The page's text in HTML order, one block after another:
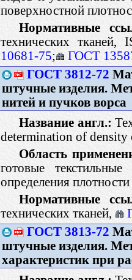
поверхностной
Нормативные
технических
10681-75;
ГОСТ
ГОСТ 3812-72
штучные изделия.
нитей и пучков ворса
Название англ.:
determination of density
Область
готовые
определения
Нормативные
технических тканей,
ГОСТ 3813-72
штучные изделия.
характеристик при